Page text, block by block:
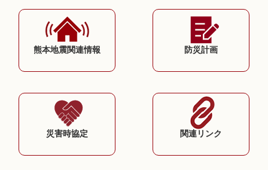
熊本地震関連情報 防災計画
災害時協定 関連リンク